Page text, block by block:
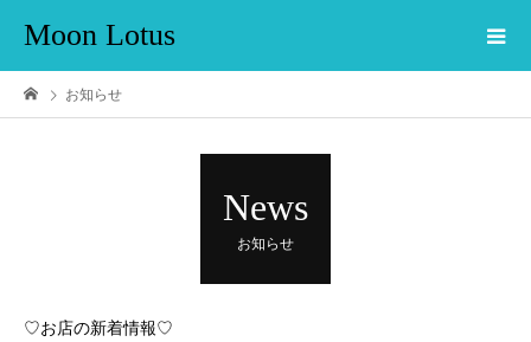
Moon Lotus
お知らせ
News
お知らせ
♡お店の新着情報♡